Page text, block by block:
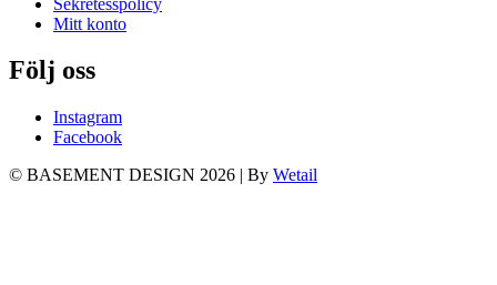
Mitt konto
Följ oss
Instagram
Facebook
© BASEMENT DESIGN 2026 | By Wetail